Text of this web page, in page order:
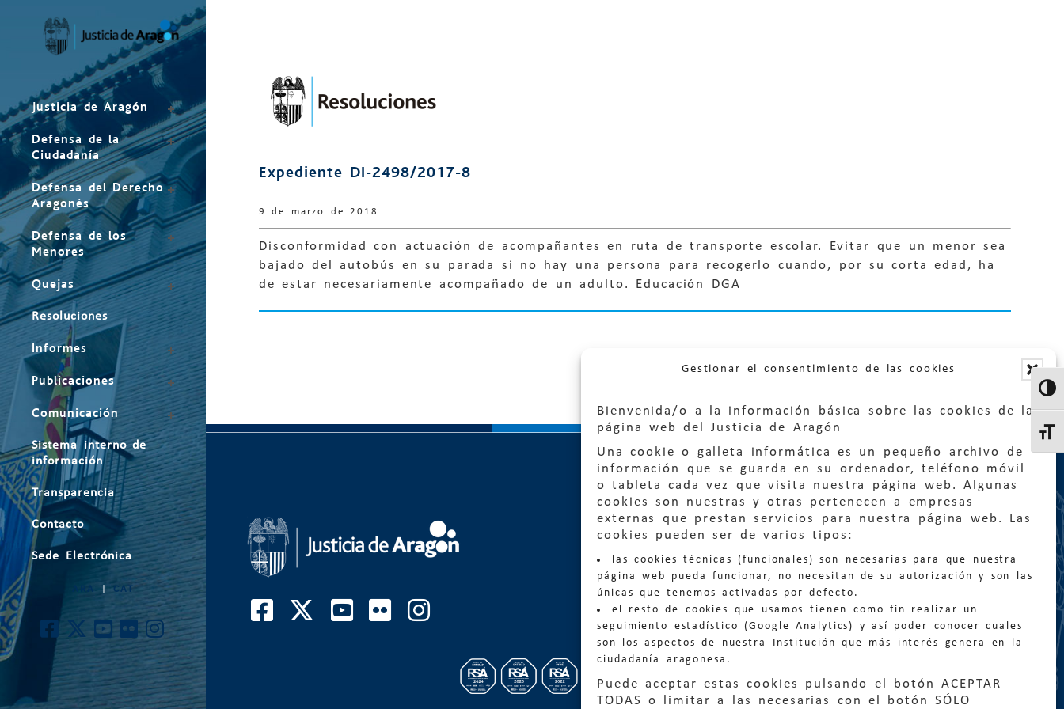
Gestionar el consentimiento de las cookies
Bienvenida/o a la información básica sobre las cookies de la
página web del Justicia de Aragón
Una cookie o galleta informática es un pequeño archivo de
información que se guarda en su ordenador, teléfono móvil
o tableta cada vez que visita nuestra página web. Algunas
cookies son nuestras y otras pertenecen a empresas
externas que prestan servicios para nuestra página web. Las
cookies pueden ser de varios tipos:
las cookies técnicas (funcionales) son necesarias para que nuestra
página web pueda funcionar, no necesitan de su autorización y son las
únicas que tenemos activadas por defecto.
el resto de cookies que usamos tienen como fin realizar un
seguimiento estadístico (Google Analytics) y así poder conocer cuales
son los aspectos de nuestra Institución que más interés genera en la
ciudadanía aragonesa.
Puede aceptar estas cookies pulsando el botón ACEPTAR
TODAS o limitar a las necesarias con el botón SÓLO
Justicia de Aragón
Defensa de la
Ciudadanía
Defensa del Derecho
Aragonés
Defensa de los
Menores
Quejas
Resoluciones
Informes
Publicaciones
Comunicación
Sistema interno de
información
Transparencia
Contacto
Sede Electrónica
|CAT
Expediente DI-2498/2017-8
9 de marzo de 2018
Disconformidad con actuación de acompañantes en ruta de transporte escolar. Evitar que un menor sea
bajado del autobús en su parada si no hay una persona para recogerlo cuando, por su corta edad, ha
de estar necesariamente acompañado de un adulto. Educación DGA
Quejas:quejas@eljusticiadearagon.es
Información general:
informacion@eljusticiadearagon.es
Teléfonos: 900 210 210/ 976 399 354